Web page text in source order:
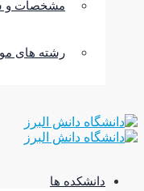
مشخصات و
رشته های
دانشکده ها